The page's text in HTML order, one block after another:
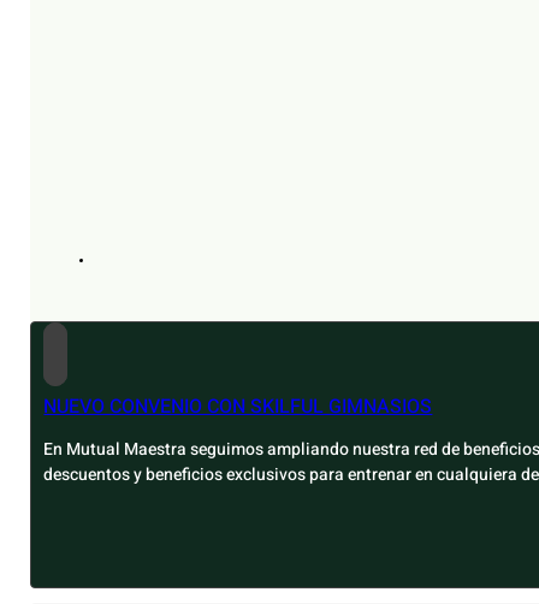
NUEVO CONVENIO CON SKILFUL GIMNASIOS
En Mutual Maestra seguimos ampliando nuestra red de
descuentos y beneficios exclusivos para entrenar en cualquiera